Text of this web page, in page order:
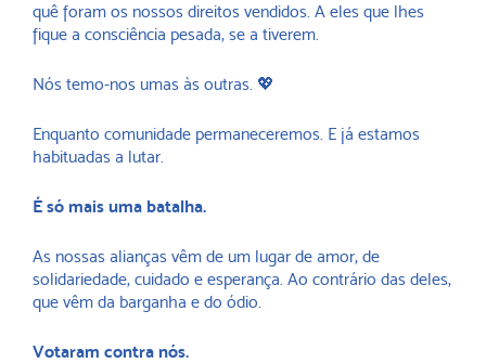
quê foram os nossos direitos vendidos. A eles que lhes
fique a consciência pesada, se a tiverem.
Nós temo-nos umas às outras. 💖
Enquanto comunidade permaneceremos. E já estamos
habituadas a lutar.
É só mais uma batalha.
As nossas alianças vêm de um lugar de amor, de
solidariedade, cuidado e esperança. Ao contrário das deles,
que vêm da barganha e do ódio.
Votaram contra nós.